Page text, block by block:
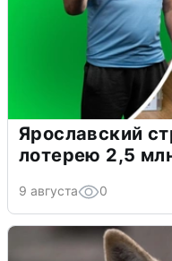
Ярославский
лотерею 2,5
9 августа 0